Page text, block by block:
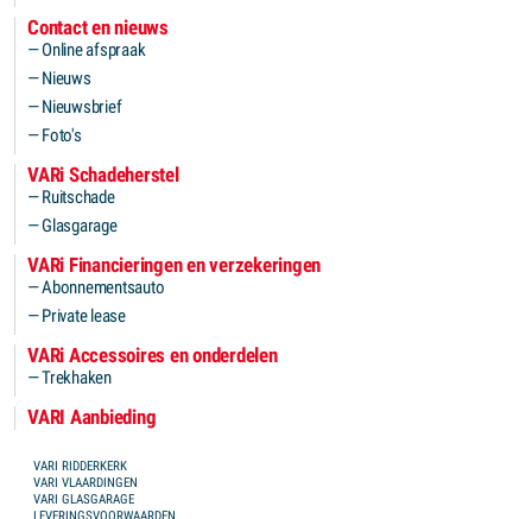
Contact en nieuws
Online afspraak
Nieuws
Nieuwsbrief
Foto's
VARi Schadeherstel
Ruitschade
Glasgarage
VARi Financieringen en verzekeringen
Abonnementsauto
Private lease
VARi Accessoires en onderdelen
Trekhaken
VARI Aanbieding
FOOTER MENU
VARI RIDDERKERK
VARI VLAARDINGEN
VARI GLASGARAGE